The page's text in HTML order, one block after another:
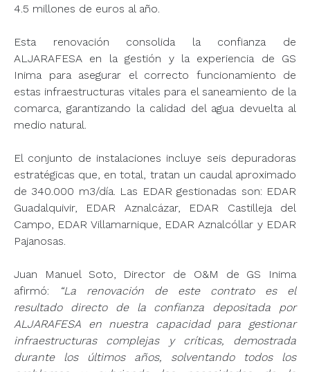
4.5 millones de euros al año.
Esta renovación consolida la confianza de
ALJARAFESA en la gestión y la experiencia de GS
Inima para asegurar el correcto funcionamiento de
estas infraestructuras vitales para el saneamiento de la
comarca, garantizando la calidad del agua devuelta al
medio natural.
El conjunto de instalaciones incluye seis depuradoras
estratégicas que, en total, tratan un caudal aproximado
de 340.000 m3/día. Las EDAR gestionadas son: EDAR
Guadalquivir, EDAR Aznalcázar, EDAR Castilleja del
Campo, EDAR Villamarnique, EDAR Aznalcóllar y EDAR
Pajanosas.
Juan Manuel Soto, Director de O&M de GS Inima
afirmó:
“La renovación de este contrato es el
resultado directo de la confianza depositada por
ALJARAFESA en nuestra capacidad para gestionar
infraestructuras complejas y críticas, demostrada
durante los últimos años, solventando todos los